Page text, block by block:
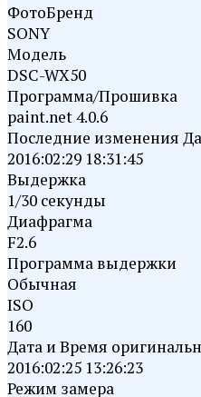
ФотоБренд
SONY
Модель
DSC-WX50
Программа/Прошивка
paint.net 4.0.6
Последние изменения
2016:02:29 18:31:45
Выдержка
1/30 секунды
Диафрагма
F2.6
Программа выдержки
Обычная
ISO
160
Дата и Время
2016:02:25 13:26:23
Режим замера